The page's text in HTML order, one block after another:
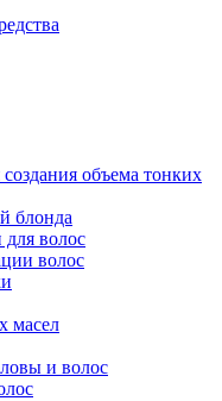
объема тонких
блонда
волос
волос
масел
и волос